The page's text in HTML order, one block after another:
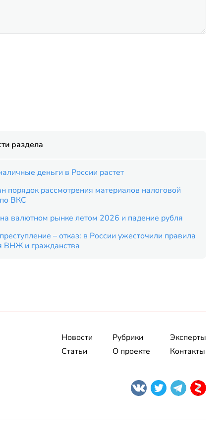
раздела
деньги в России растет
порядок рассмотрения материалов налоговой
ВКС
валютном рынке летом 2026 и падение рубля
– отказ: в России ужесточили правила
ВНЖ и гражданства
Новости
Статьи
Рубрики
О проекте
Эксперты
Контакты